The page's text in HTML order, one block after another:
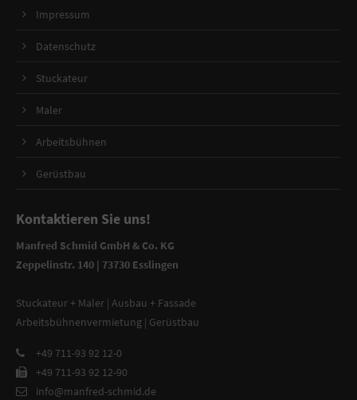
Impressum
Datenschutz
Stuckateur
Maler
Arbeitsbühnen
Gerüstbau
Kontaktieren Sie uns!
Manfred Schmid GmbH & Co. KG
Zeppelinstr. 140 | 73730 Esslingen
Stuckateur + Maler | Ausbau + Fassade
Arbeitsbühnenvermietung | Gerüstbau
+49 711-93 92 12-0
+49 711-93 92 12-90
info@manfred-schmid.de